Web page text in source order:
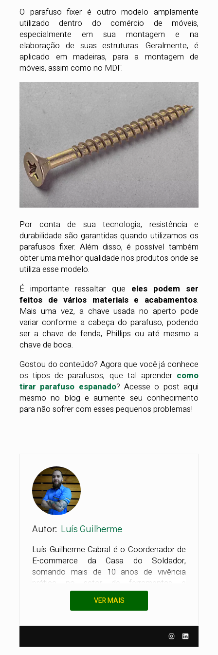
O parafuso fixer é outro modelo amplamente
utilizado dentro do comércio de móveis,
especialmente em sua montagem e na
elaboração de suas estruturas. Geralmente, é
aplicado em madeiras, para a montagem de
móveis, assim como no MDF.
Por conta de sua tecnologia, resistência e
durabilidade são garantidas quando utilizamos os
parafusos fixer. Além disso, é possível também
obter uma melhor qualidade nos produtos onde se
utiliza esse modelo.
É importante ressaltar que eles podem ser
feitos de vários materiais e acabamentos.
Mais uma vez, a chave usada no aperto pode
variar conforme a cabeça do parafuso, podendo
ser a chave de fenda, Phillips ou até mesmo a
chave de boca.
Gostou do conteúdo? Agora que você já conhece
os tipos de parafusos, que tal aprender como
tirar parafuso espanado? Acesse o post aqui
mesmo no blog e aumente seu conhecimento
para não sofrer com esses pequenos problemas!
Autor: Luís Guilherme
Luís Guilherme Cabral é o Coordenador de
E-commerce da Casa do Soldador,
somando mais de 10 anos de vivência
prática no setor de ferramentas e
máquinas. Sua autoridade foi construída
"do chão à estratégia": iniciou em 2013 na
etapas vitais do negócio — da conferência
técnica ao atendimento especializado no
balcão de vendas. Essa trajetória 360°
VER MAIS